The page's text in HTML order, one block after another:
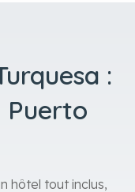
:
Puerto
hôtel tout inclus,